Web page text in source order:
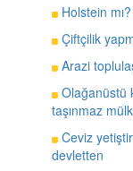
Holstein
Çiftçilik
Arazi
Olağanüstü
taşınmaz
Ceviz
devletten